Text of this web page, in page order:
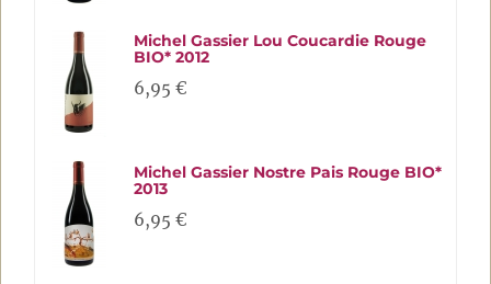
Michel Gassier Lou Coucardie Rouge
BIO* 2012
6,95 €
Michel Gassier Nostre Pais Rouge BIO*
2013
6,95 €